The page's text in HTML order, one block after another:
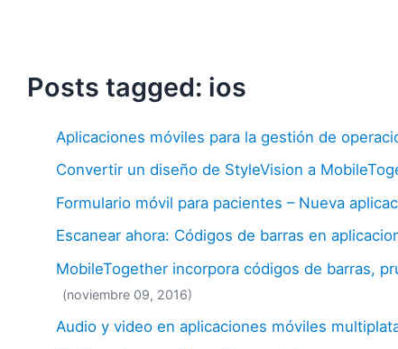
Posts tagged: ios
Aplicaciones móviles para la gestión de
Convertir un diseño de StyleVision a
Formulario móvil para pacientes – Nueva
Escanear ahora: Códigos de barras en
MobileTogether incorpora códigos de barras,
(noviembre 09, 2016)
Audio y video en aplicaciones móviles